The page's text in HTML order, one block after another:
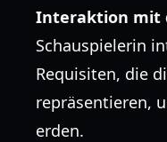
Interaktion mit
Schauspielerin
Requisiten, die
repräsentieren,
erden.